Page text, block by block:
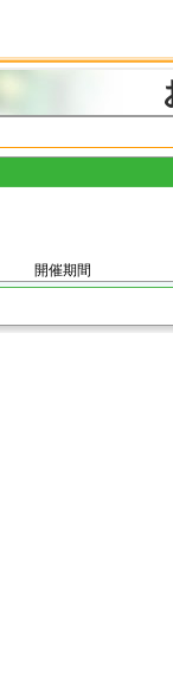
開催期間